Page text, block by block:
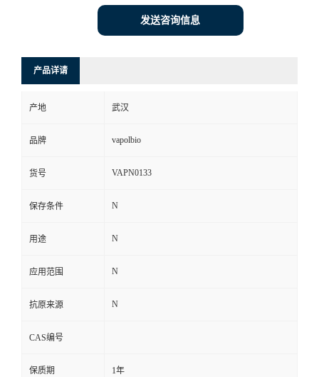
发送咨询信息
产品详请
产地 武汉
品牌 vapolbio
货号 VAPN0133
保存条件 N
用途 N
应用范围 N
抗原来源 N
CAS编号
保质期 1年